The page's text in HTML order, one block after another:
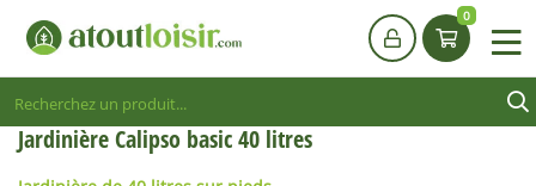
Jardinière Calipso basic 40 litres
0